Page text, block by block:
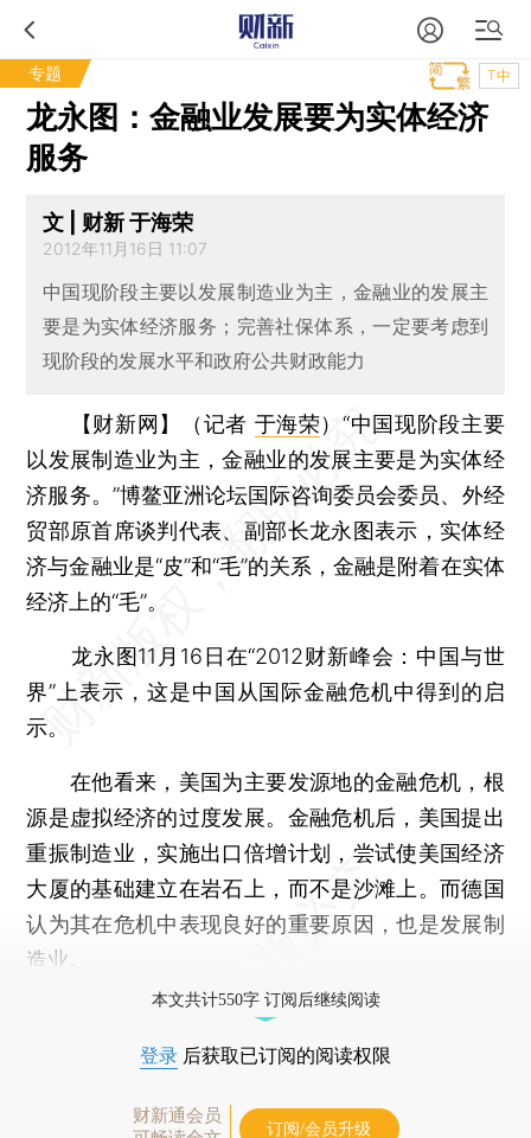
专题 T中
龙永图：金融业发展要为实体经济
服务
文 | 财新 于海荣
2012年11月16日 11:07
中国现阶段主要以发展制造业为主，金融业的发展主
要是为实体经济服务；完善社保体系，一定要考虑到
现阶段的发展水平和政府公共财政能力
【财新网】（记者 于海荣）“中国现阶段主要
以发展制造业为主，金融业的发展主要是为实体经
济服务。”博鳌亚洲论坛国际咨询委员会委员、外经
贸部原首席谈判代表、副部长龙永图表示，实体经
济与金融业是“皮”和“毛”的关系，金融是附着在实体
经济上的“毛”。
龙永图11月16日在“2012财新峰会：中国与世
界”上表示，这是中国从国际金融危机中得到的启
示。
在他看来，美国为主要发源地的金融危机，根
源是虚拟经济的过度发展。金融危机后，美国提出
重振制造业，实施出口倍增计划，尝试使美国经济
大厦的基础建立在岩石上，而不是沙滩上。而德国
认为其在危机中表现良好的重要原因，也是发展制
造业。
本文共计550字 订阅后继续阅读
登录 后获取已订阅的阅读权限
财新通会员
订阅/会员升级